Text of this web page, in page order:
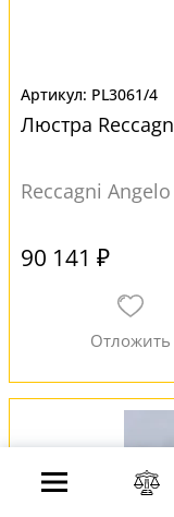
PL3061/4
Люстра
Reccagni
90 141 ₽